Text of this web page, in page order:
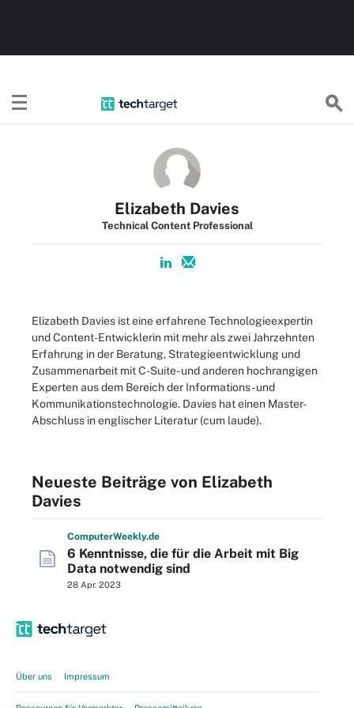
Elizabeth Davies
Technical Content Professional
Elizabeth Davies ist eine erfahrene Technologieexpertin
und Content-Entwicklerin mit mehr als zwei Jahrzehnten
Erfahrung in der Beratung, Strategieentwicklung und
Zusammenarbeit mit C-Suite- und anderen hochrangigen
Experten aus dem Bereich der Informations- und
Kommunikationstechnologie. Davies hat einen Master-
Abschluss in englischer Literatur (cum laude).
Neueste Beiträge von Elizabeth
Davies
ComputerWeekly.de
6 Kenntnisse, die für die Arbeit mit Big
Data notwendig sind
28 Apr. 2023
Über uns Impressum